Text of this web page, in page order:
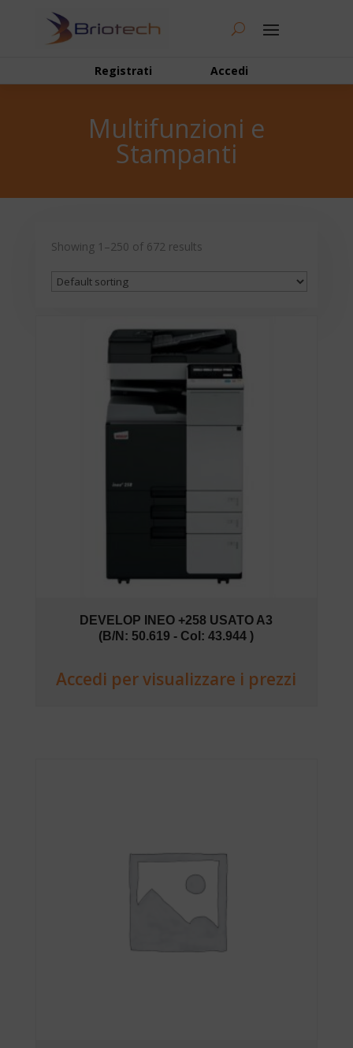
Registrati Accedi
Multifunzioni e
Stampanti
Showing 1–250 of 672 results
DEVELOP INEO +258 USATO A3
(B/N: 50.619 - Col: 43.944 )
Accedi per visualizzare i prezzi